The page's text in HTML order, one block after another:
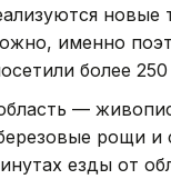
новые
именно
более
—
рощи и
езды от